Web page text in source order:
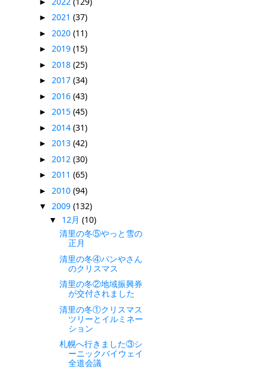
► 2021 (37)
► 2020 (11)
► 2019 (15)
► 2018 (25)
► 2017 (34)
► 2016 (43)
► 2015 (45)
► 2014 (31)
► 2013 (42)
► 2012 (30)
► 2011 (65)
► 2010 (94)
▼ 2009 (132)
▼ 12月 (10)
清里の冬⑤やっと雪の
正月
清里の冬④パンやさん
のクリスマス
清里の冬②地域振興券
が交付されました
清里の冬①クリスマス
ツリーとイルミネー
ション
札幌へ行きました③シ
ーニックバイウェイ
全道会議